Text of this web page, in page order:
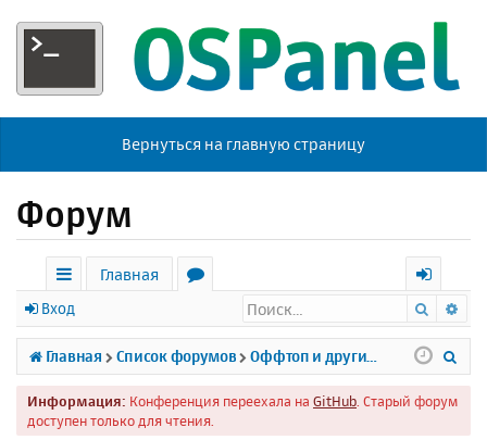
Вернуться на главную страницу
Форум
с
ы
л
к
Главная
р
у
м
х
о
д
Вход Поиск
Главная Список форумов
Информация: Конференция переехала на GitHub . Старый форум
доступен только для чтения.